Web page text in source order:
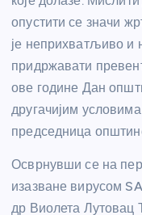
опустити се значи
је неприхватљиво и
придржавати
ове године Дан
другачијим
председница
Осврнувши се на
изазване вирусом
др Виолета Лутовац